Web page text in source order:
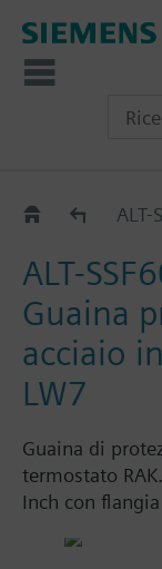
Guaine di
ALT-
ALT-
Guaina
acciaio
LW7
Guaina di
termostato
Inch con flangia